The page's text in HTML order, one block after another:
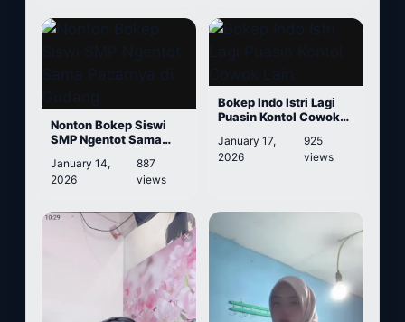
Nonton Bokep Siswi
SMP Ngentot Sama
January 14,
2026
887
views
Bokep Indo Istri Lagi
Puasin Kontol Cowok
January 17,
2026
925
views